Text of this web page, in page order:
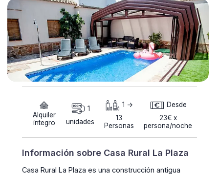
Alquiler
íntegro
1
unidades
1 ->
13
Personas
Desde
23€ x
persona/noche
Información sobre Casa Rural La Plaza
Casa Rural La Plaza es una construcción antigua